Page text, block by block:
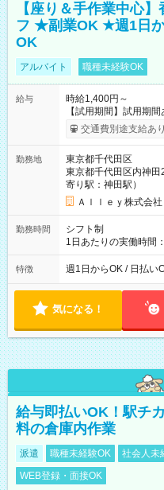
【座り＆手作業中心
フ ★副業OK ★週1日
OK
アルバイト 職種未経験OK
給与
時給1,400円～
【試用期間】試用期
給与は本採用時と同じ
交通費別途支給あり
勤務地
東京都千代田区
東京都千代田区内神
寄り駅：神田駅）
Ａｌｌｅｙ株式会社
勤務時間
シフト制
1日あたりの実働時間
実働時間：1-5時間 └
能！ └平日・土曜日の
18:00 などのよう
特徴 週1日からOK / 日払い
気になる！
給与即払いOK！駅チ
料の倉庫内作業
派遣 職種未経験OK 社会人未
WEB登録・面接OK